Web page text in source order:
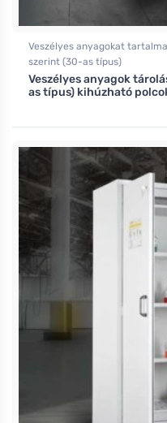
Veszélyes anyagokat
szerint (30-as típus)
Veszélyes anyagok
as típus) kihúzható